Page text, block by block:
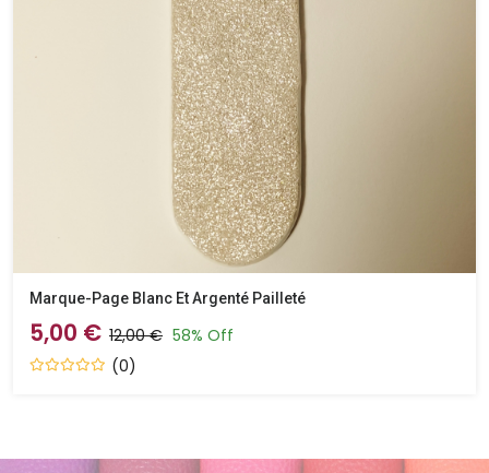
Marque-Page Blanc Et Argenté Pailleté
5,00 € 12,00 € 58% Off
(0)